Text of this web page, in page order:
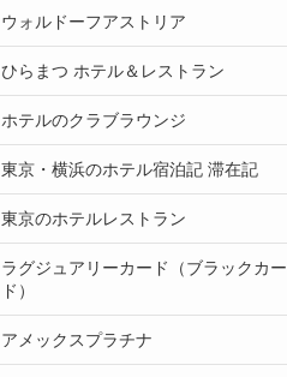
ウォルドーフアストリア
ひらまつ ホテル＆レストラン
ホテルのクラブラウンジ
東京・横浜のホテル宿泊記 滞在記
東京のホテルレストラン
ラグジュアリーカード（ブラックカー
ド）
アメックスプラチナ